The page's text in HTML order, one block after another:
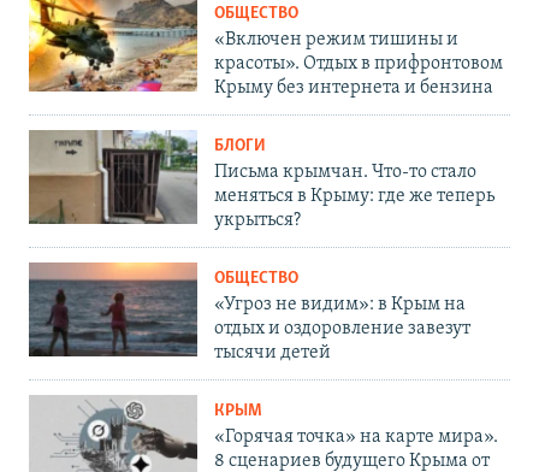
ОБЩЕСТВО
«Включен режим тишины и
красоты». Отдых в прифронтовом
Крыму без интернета и бензина
БЛОГИ
Письма крымчан. Что-то стало
меняться в Крыму: где же теперь
укрыться?
ОБЩЕСТВО
«Угроз не видим»: в Крым на
отдых и оздоровление завезут
тысячи детей
КРЫМ
«Горячая точка» на карте мира».
8 сценариев будущего Крыма от